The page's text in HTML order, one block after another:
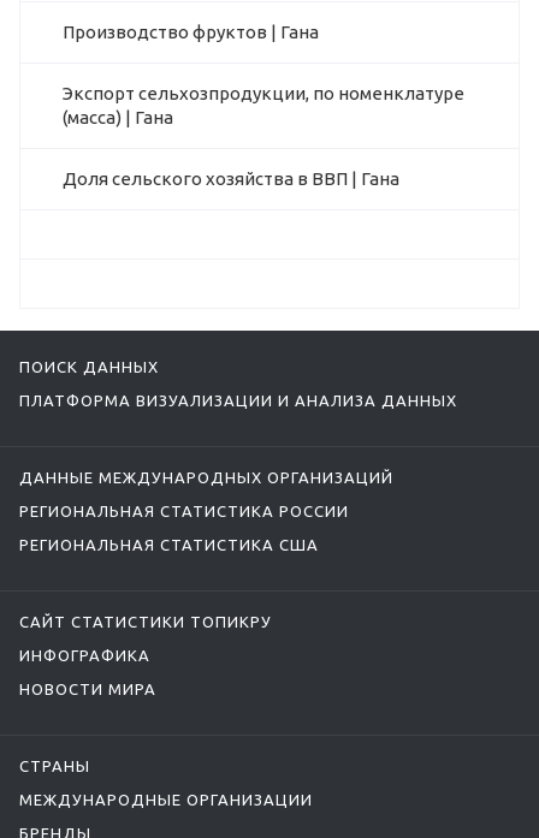
Производство фруктов | Гана
Экспорт сельхозпродукции, по номенклатуре
(масса) | Гана
Доля сельского хозяйства в ВВП | Гана
ПОИСК ДАННЫХ
ПЛАТФОРМА ВИЗУАЛИЗАЦИИ И АНАЛИЗА ДАННЫХ
ДАННЫЕ МЕЖДУНАРОДНЫХ ОРГАНИЗАЦИЙ
РЕГИОНАЛЬНАЯ СТАТИСТИКА РОССИИ
РЕГИОНАЛЬНАЯ СТАТИСТИКА США
САЙТ СТАТИСТИКИ ТОПИКРУ
ИНФОГРАФИКА
НОВОСТИ МИРА
СТРАНЫ
МЕЖДУНАРОДНЫЕ ОРГАНИЗАЦИИ
БРЕНДЫ